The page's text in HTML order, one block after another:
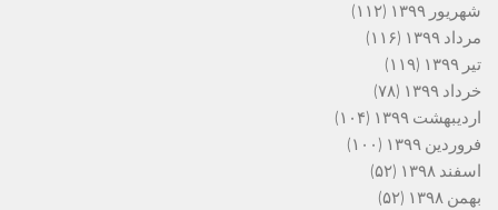
شهریور ۱۳۹۹
(۱۱۲)
مرداد ۱۳۹۹
(۱۱۶)
تیر ۱۳۹۹
(۱۱۹)
خرداد ۱۳۹۹
(۷۸)
اردیبهشت ۱۳۹۹
(۱۰۴)
فروردین ۱۳۹۹
(۱۰۰)
اسفند ۱۳۹۸
(۵۲)
بهمن ۱۳۹۸
(۵۲)